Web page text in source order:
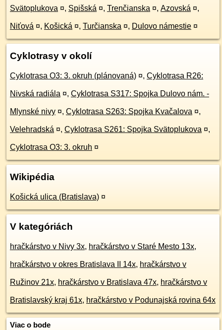
Svätoplukova ¤, Spišská ¤, Trenčianska ¤, Azovská ¤,
Niťová ¤, Košická ¤, Turčianska ¤, Dulovo námestie ¤
Cyklotrasy v okolí
Cyklotrasa O3: 3. okruh (plánovaná) ¤, Cyklotrasa R26:
Nivská radiála ¤, Cyklotrasa S317: Spojka Dulovo nám. -
Mlynské nivy ¤, Cyklotrasa S263: Spojka Kvačalova ¤,
Velehradská ¤, Cyklotrasa S261: Spojka Svätoplukova ¤,
Cyklotrasa O3: 3. okruh ¤
Wikipédia
Košická ulica (Bratislava) ¤
V kategóriách
hračkárstvo v Nivy 3x, hračkárstvo v Staré Mesto 13x,
hračkárstvo v okres Bratislava II 14x, hračkárstvo v
Ružinov 21x, hračkárstvo v Bratislava 47x, hračkárstvo v
Bratislavský kraj 61x, hračkárstvo v Podunajská rovina 64x
Viac o bode